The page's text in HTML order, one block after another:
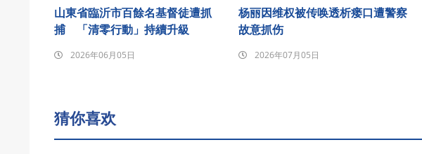
山東省臨沂市百餘名基督徒遭抓
捕 「清零行動」持續升級
2026年06月05日
杨丽因维权被传唤透析瘘口遭警察
故意抓伤
2026年07月05日
猜你喜欢